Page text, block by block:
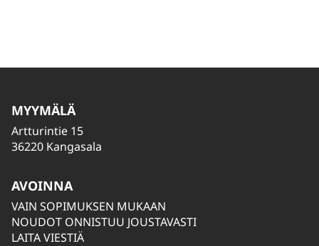
MYYMÄLÄ
Artturintie 15
36220 Kangasala
AVOINNA
VAIN SOPIMUKSEN MUKAAN
NOUDOT ONNISTUU JOUSTAVASTI
LAITA VIESTIÄ